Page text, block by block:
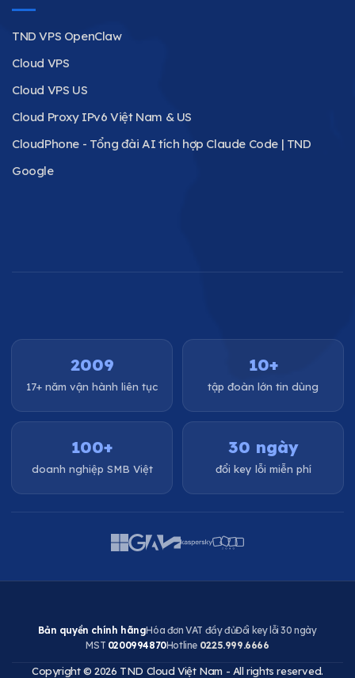
TND VPS OpenClaw
Cloud VPS
Cloud VPS US
Cloud Proxy IPv6 Việt Nam & US
CloudPhone - Tổng đài AI tích hợp Claude Code | TND
Google
2009
17+ năm vận hành liên tục
10+
tập đoàn lớn tin dùng
100+
doanh nghiệp SMB Việt
30 ngày
đổi key lỗi miễn phí
Bản quyền chính hãngHóa đơn VAT đầy đủĐổi key lỗi 30 ngày
MST 0200994870Hotline 0225.999.6666
Copyright © 2026 TND Cloud Việt Nam - All rights reserved.